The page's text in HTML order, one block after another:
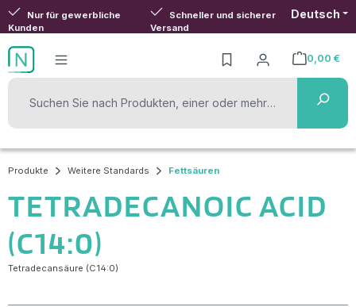
Zum Hauptinhalt springen
Nur für gewerbliche
Kunden
Schneller und sicherer
Versand
Deutsch
0,00 €
Warenkorb
Produkte Weitere Standards Fettsäuren
TETRADECANOIC ACID
(C14:0)
Tetradecansäure (C14:0)